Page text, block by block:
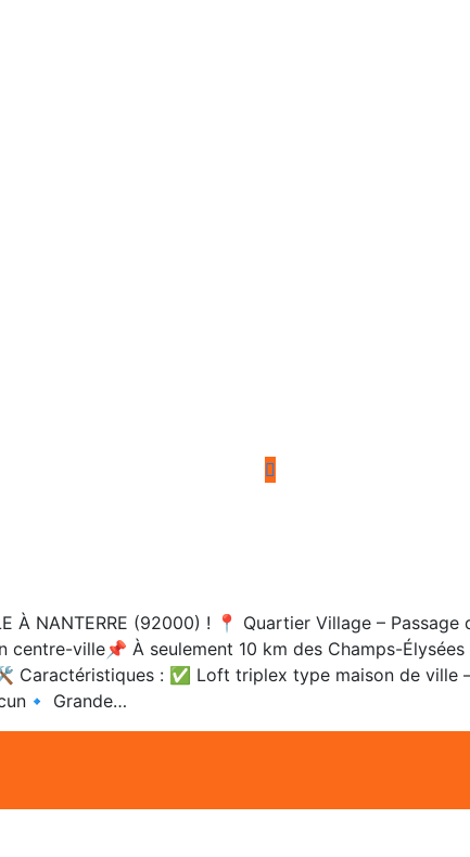
À NANTERRE (92000) ! 📍 Quartier Village –
ville📌 À seulement 10 km des Champs-
Caractéristiques : ✅ Loft triplex type maison de ville
Grande…